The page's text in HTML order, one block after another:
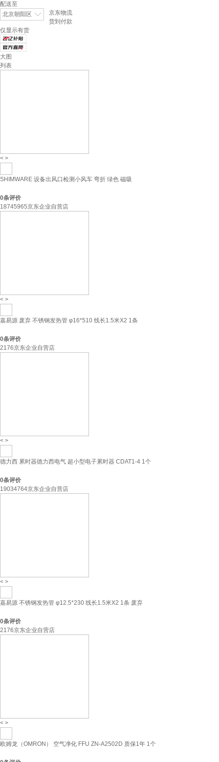
配送至
北京朝阳区
京东物流
货到付款
仅显示有货
大图
列表
< >
SHIMWARE 设备出风口检测小风车 弯折 绿色 磁吸
0条评价
18745965京东企业自营店
< >
嘉易源 废弃 不锈钢发热管 φ16*510 线长1.5米X2 1条
0条评价
2176京东企业自营店
< >
德力西 累时器德力西电气 超小型电子累时器 CDAT1-4 1个
0条评价
19034764京东企业自营店
< >
嘉易源 不锈钢发热管 φ12.5*230 线长1.5米X2 1条 废弃
0条评价
2176京东企业自营店
< >
欧姆龙（OMRON） 空气净化 FFU ZN-A2502D 质保1年 1个